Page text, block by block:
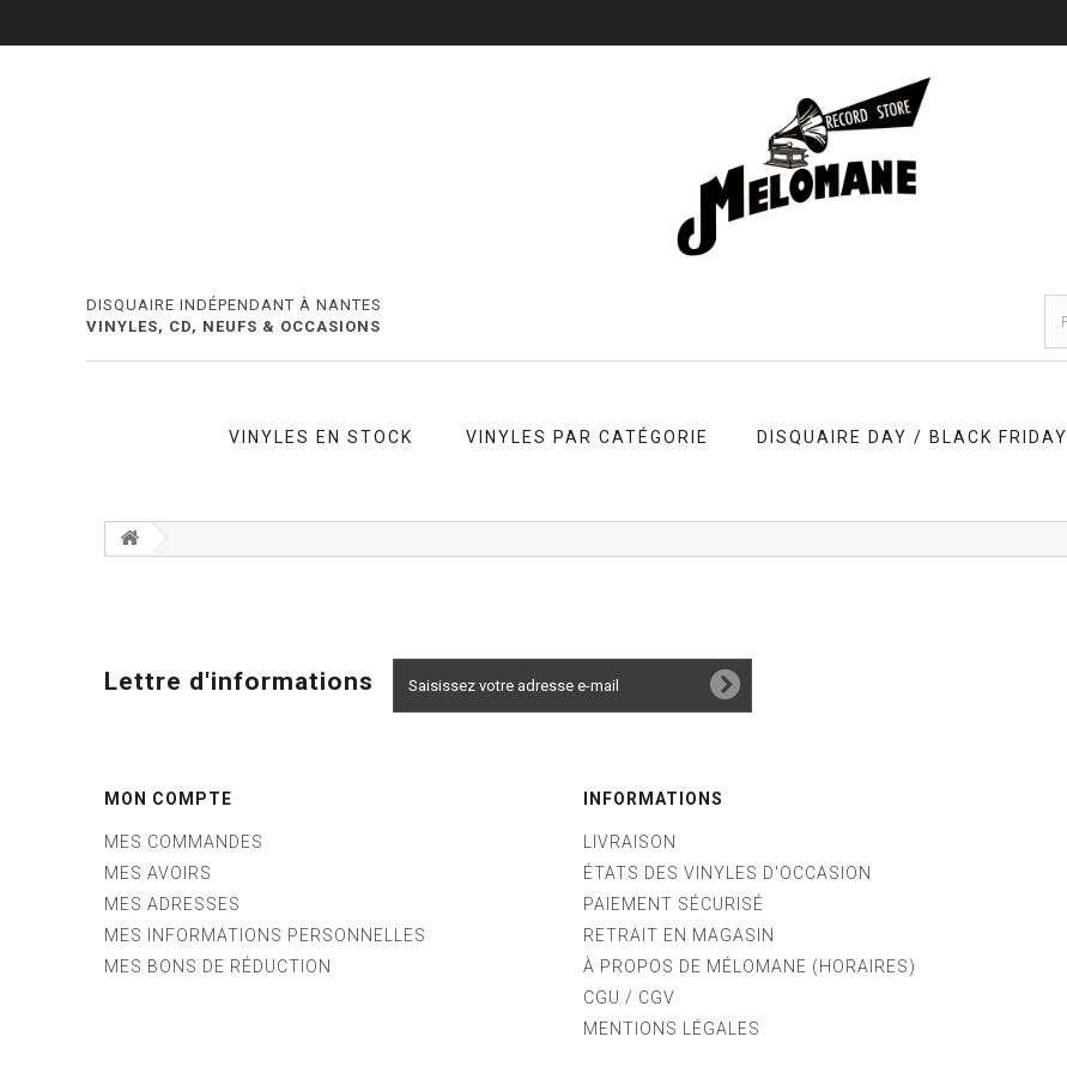
DISQUAIRE INDÉPENDANT À NANTES
VINYLES, CD, NEUFS & OCCASIONS
VINYLES EN STOCK VINYLES PAR CATÉGORIE DISQUAIRE DAY / BLACK FRIDAY
Lettre d'informations
MON COMPTE
MES COMMANDES
MES AVOIRS
MES ADRESSES
MES INFORMATIONS PERSONNELLES
MES BONS DE RÉDUCTION
INFORMATIONS
LIVRAISON
ÉTATS DES VINYLES D'OCCASION
PAIEMENT SÉCURISÉ
RETRAIT EN MAGASIN
À PROPOS DE MÉLOMANE (HORAIRES)
CGU / CGV
MENTIONS LÉGALES